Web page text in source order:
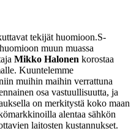
tekijät huomioon.S-
muun muassa
Mikko Halonen korostaa
Kuuntelemme
muihin maihin verrattuna
osa vastuullisuutta, ja
on merkitystä koko maan
alentaa sähkön
laitosten kustannukset.